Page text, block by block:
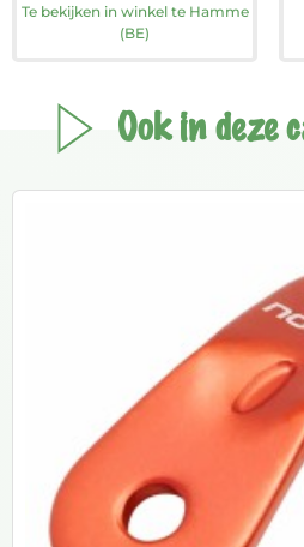
Te bekijken in winkel te Hamme
(BE)
Ook in deze